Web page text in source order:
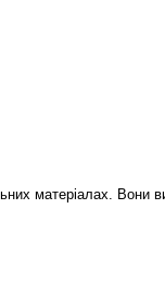
матеріалах. Вони